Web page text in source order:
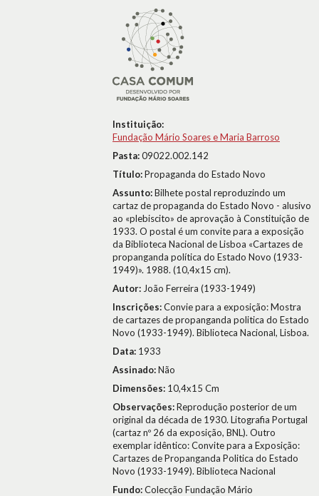
Instituição:
Fundação Mário Soares e Maria Barroso
Pasta:09022.002.142
Título:Propaganda do Estado Novo
Assunto:Bilhete postal reproduzindo um
cartaz de propaganda do Estado Novo - alusivo
ao «plebiscito» de aprovação à Constituição de
1933. O postal é um convite para a exposição
da Biblioteca Nacional de Lisboa «Cartazes de
propanganda política do Estado Novo (1933-
1949)». 1988. (10,4x15 cm).
Autor: João Ferreira (1933-1949)
Inscrições:Convie para a exposição: Mostra
de cartazes de propanganda politica do Estado
Novo (1933-1949). Biblioteca Nacional, Lisboa.
Data: 1933
Assinado:Não
Dimensões: 10,4x15 Cm
Observações:Reprodução posterior de um
original da década de 1930. Litografia Portugal
(cartaz nº 26 da exposição, BNL). Outro
exemplar idêntico: Convite para a Exposição:
Cartazes de Propanganda Politica do Estado
Novo (1933-1949). Biblioteca Nacional
Fundo:Colecção Fundação Mário